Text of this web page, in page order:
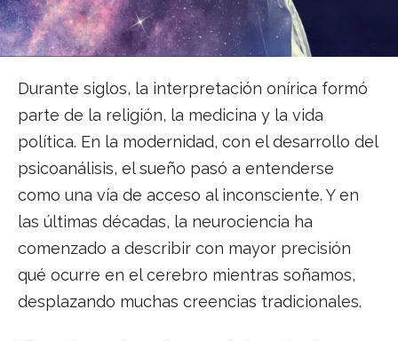
Durante siglos, la interpretación onírica formó
parte de la religión, la medicina y la vida
política. En la modernidad, con el desarrollo del
psicoanálisis, el sueño pasó a entenderse
como una vía de acceso al inconsciente. Y en
las últimas décadas, la neurociencia ha
comenzado a describir con mayor precisión
qué ocurre en el cerebro mientras soñamos,
desplazando muchas creencias tradicionales.